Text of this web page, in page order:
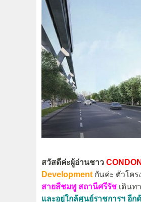
สวัสดีค่ะผู้อ่านชาว
Development กันค่ะ ตัวโคร
สายสีชมพู สถานีศรีรัช เดินท
และอยู่ใกล้ศูนย์ราชการฯ อีก